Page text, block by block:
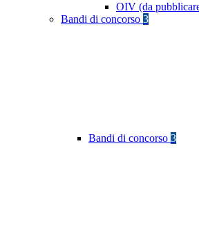
OIV (da
Bandi di concorso 3
Bandi di concorso 3